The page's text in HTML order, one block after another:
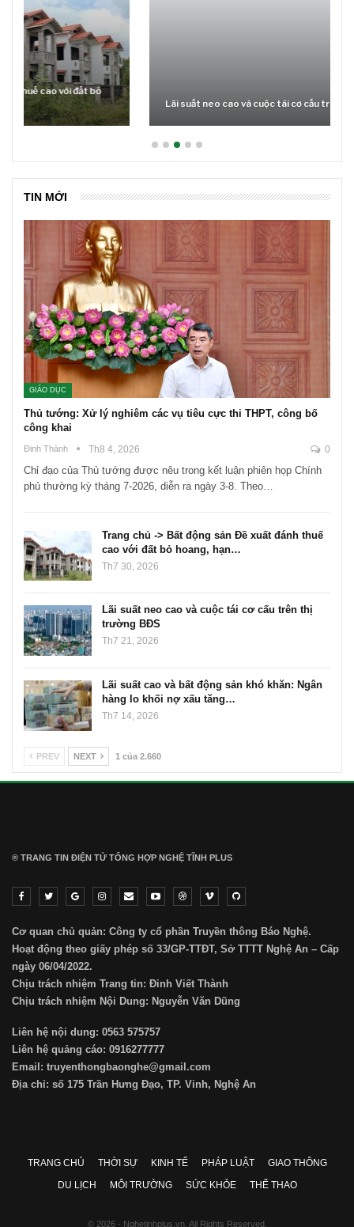
Lãi suất neo cao và cuộc tái cơ cấu trên thị trường BĐS
TIN MỚI
GIÁO DỤC
Thủ tướng: Xử lý nghiêm các vụ tiêu cực thi THPT, công bố
công khai
Đinh Thành Th8 4, 2026 0
Chỉ đạo của Thủ tướng được nêu trong kết luận phiên họp Chính
phủ thường kỳ tháng 7-2026, diễn ra ngày 3-8. Theo…
Trang chủ -> Bất động sản Đề xuất đánh thuế
cao với đất bỏ hoang, hạn…
Th7 30, 2026
Lãi suất neo cao và cuộc tái cơ cấu trên thị
trường BĐS
Th7 21, 2026
Lãi suất cao và bất động sản khó khăn: Ngân
hàng lo khối nợ xấu tăng…
Th7 14, 2026
PREV NEXT 1 của 2.660
® TRANG TIN ĐIỆN TỬ ТỔNG HỢP NGHỆ TĨNH PLUS
Cơ quan chủ quản: Công ty cổ phần Truyền thông Báo Nghệ.
Hoạt động theo giấy phép số 33/GP-TTĐT, Sở TTTT Nghệ An – Cấp
ngày 06/04/2022.
Chịu trách nhiệm Trang tin: Đinh Viết Thành
Chịu trách nhiệm Nội Dung: Nguyễn Văn Dũng
Liên hệ nội dung: 0563 575757
Liên hệ quảng cáo: 0916277777
Email: truyenthongbaonghe@gmail.com
Địa chỉ: số 175 Trần Hưng Đạo, TP. Vinh, Nghệ An
TRANG CHỦ THỜI SỰ KINH TẾ PHÁP LUẬT
GIAO THÔNG
DU LỊCH
MÔI TRƯỜNG SỨC KHỎE THỂ THAO
© 2026 - Nghetinhplus.vn. All Rights Reserved.